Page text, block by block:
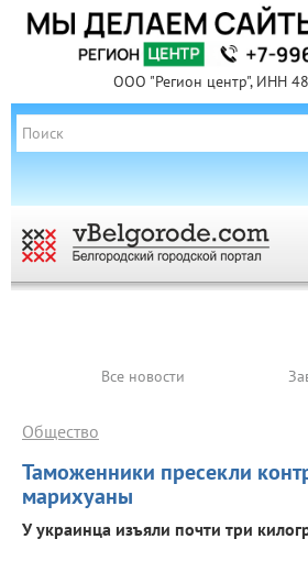
ООО "Регион центр", ИНН
Все новости
Таможенники пресекли
марихуаны
Общество
У украинца изъяли почти три